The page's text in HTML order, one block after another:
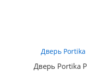
Дверь Portika